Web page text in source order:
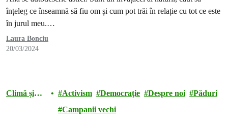
înțeleg ce înseamnă să fiu om și cum pot trăi în relație cu tot ce este
în jurul meu.…
Laura Bonciu
20/03/2024
Climă și
Activism Democraţie Despre noi
Păduri
Campanii vechi